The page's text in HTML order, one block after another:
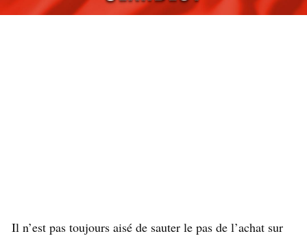
Il n’est pas toujours aisé de sauter le pas de l’achat sur